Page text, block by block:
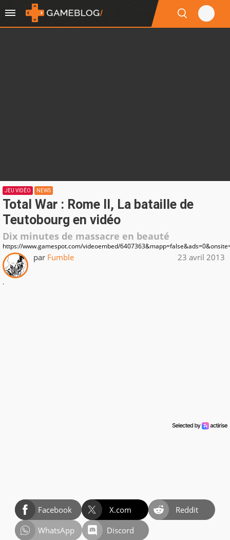
JEU VIDÉO NEWS
Total War : Rome II, La bataille de
Teutobourg en vidéo
Dix minutes de massacre en beauté
https://www.gamespot.com/videoembed/
par Fumble 23 avril 2013
.
Facebook X.com
Reddit
WhatsApp
Discord